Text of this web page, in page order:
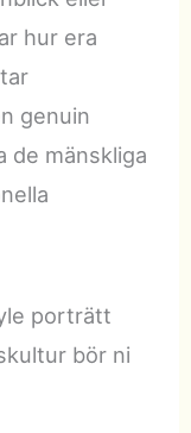
hur era
genuin
de mänskliga
porträtt
bör ni